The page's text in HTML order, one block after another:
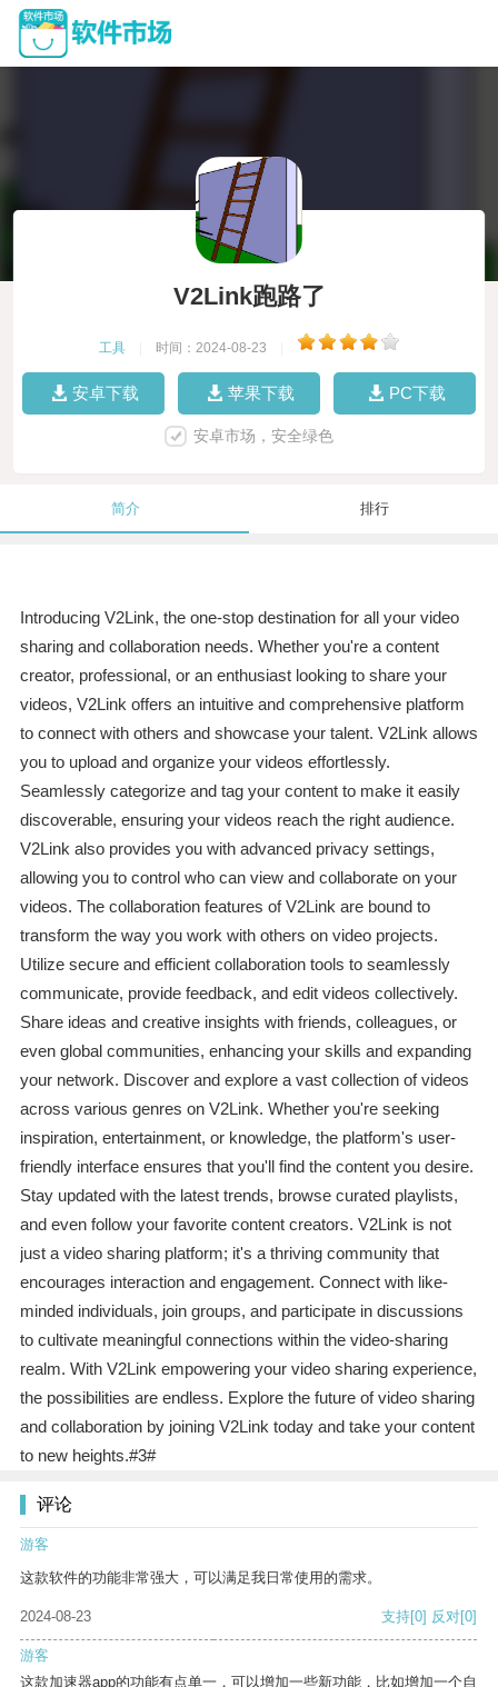
V2Link跑路了
工具 时间：2024-08-23
安卓下载 苹果下载 PC下载
安卓市场，安全绿色
简介 排行
Introducing V2Link, the one-stop destination for all your video
sharing and collaboration needs. Whether you're a content
creator, professional, or an enthusiast looking to share your
videos, V2Link offers an intuitive and comprehensive platform
to connect with others and showcase your talent. V2Link allows
you to upload and organize your videos effortlessly.
Seamlessly categorize and tag your content to make it easily
discoverable, ensuring your videos reach the right audience.
V2Link also provides you with advanced privacy settings,
allowing you to control who can view and collaborate on your
videos. The collaboration features of V2Link are bound to
transform the way you work with others on video projects.
Utilize secure and efficient collaboration tools to seamlessly
communicate, provide feedback, and edit videos collectively.
Share ideas and creative insights with friends, colleagues, or
even global communities, enhancing your skills and expanding
your network. Discover and explore a vast collection of videos
across various genres on V2Link. Whether you're seeking
inspiration, entertainment, or knowledge, the platform's user-
friendly interface ensures that you'll find the content you desire.
Stay updated with the latest trends, browse curated playlists,
and even follow your favorite content creators. V2Link is not
just a video sharing platform; it's a thriving community that
encourages interaction and engagement. Connect with like-
minded individuals, join groups, and participate in discussions
to cultivate meaningful connections within the video-sharing
realm. With V2Link empowering your video sharing experience,
the possibilities are endless. Explore the future of video sharing
and collaboration by joining V2Link today and take your content
to new heights.#3#
评论
游客
这款软件的功能非常强大，可以满足我日常使用的需求。
2024-08-23 支持[0] 反对[0]
游客
这款加速器app的功能有点单一，可以增加一些新功能，比如增加一个自